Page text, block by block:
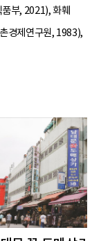
부, 2021), 화훼
경제연구원, 1983),